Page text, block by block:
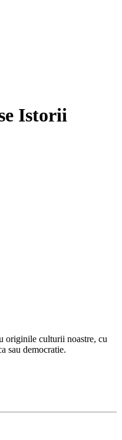
Istorii
originile culturii noastre, cu
sau democratie.